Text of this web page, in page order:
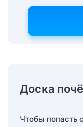
Доска
Чтобы попасть